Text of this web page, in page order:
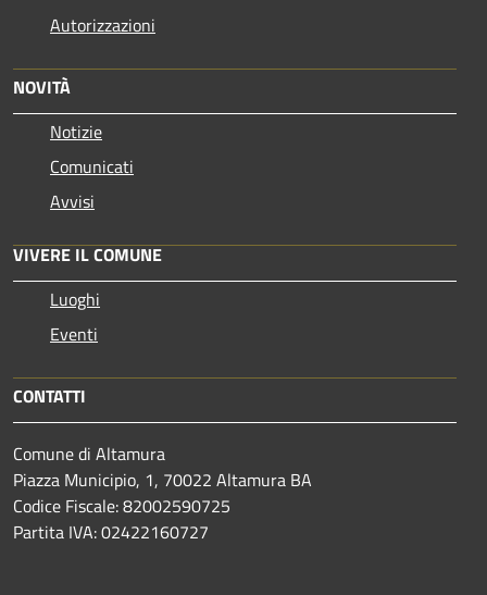
Autorizzazioni
NOVITÀ
Notizie
Comunicati
Avvisi
VIVERE IL COMUNE
Luoghi
Eventi
CONTATTI
Comune di Altamura
Piazza Municipio, 1, 70022 Altamura BA
Codice Fiscale: 82002590725
Partita IVA: 02422160727